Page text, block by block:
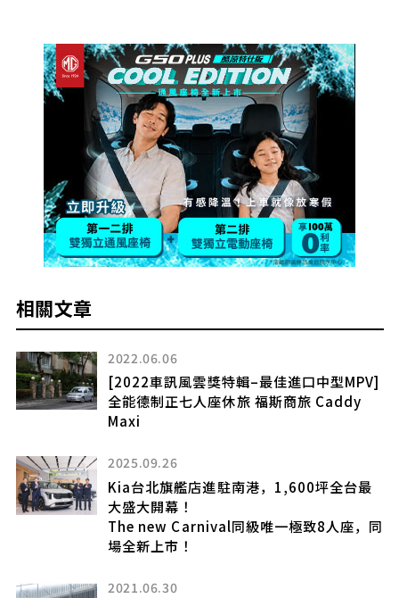
相關文章
2022.06.06
[2022車訊風雲獎特輯–最佳進口中型MPV]
全能德制正七人座休旅 福斯商旅 Caddy
Maxi
2025.09.26
Kia台北旗艦店進駐南港，1,600坪全台最
大盛大開幕！
The new Carnival同級唯一極致8人座，同
場全新上市！
2021.06.30